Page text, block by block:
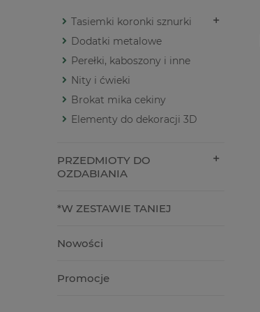
Tasiemki koronki sznurki
Dodatki metalowe
Perełki, kaboszony i inne
Nity i ćwieki
Brokat mika cekiny
Elementy do dekoracji 3D
PRZEDMIOTY DO
OZDABIANIA
*W ZESTAWIE TANIEJ
Nowości
Promocje